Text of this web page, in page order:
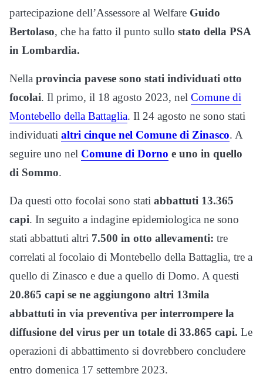
partecipazione dell’Assessore al Welfare Guido
Bertolaso, che ha fatto il punto sullo stato della PSA
in Lombardia.
Nella provincia pavese sono stati individuati otto
focolai. Il primo, il 18 agosto 2023, nel Comune di
Montebello della Battaglia. Il 24 agosto ne sono stati
individuati altri cinque nel Comune di Zinasco. A
seguire uno nel Comune di Dorno e uno in quello
di Sommo.
Da questi otto focolai sono stati abbattuti 13.365
capi. In seguito a indagine epidemiologica ne sono
stati abbattuti altri 7.500 in otto allevamenti: tre
correlati al focolaio di Montebello della Battaglia, tre a
quello di Zinasco e due a quello di Domo. A questi
20.865 capi se ne aggiungono altri 13mila
abbattuti in via preventiva per interrompere la
diffusione del virus per un totale di 33.865 capi. Le
operazioni di abbattimento si dovrebbero concludere
entro domenica 17 settembre 2023.